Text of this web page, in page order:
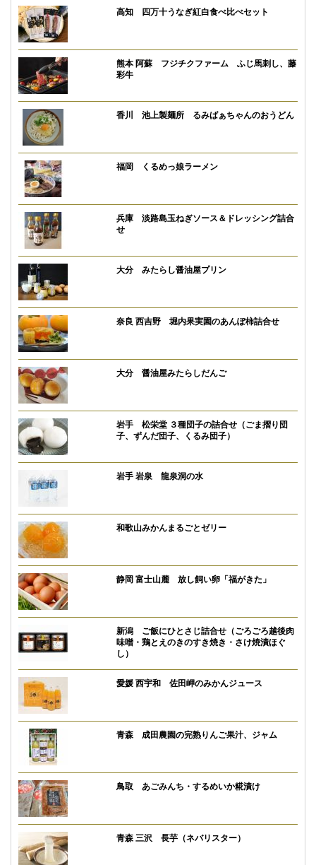
高知 四万十うなぎ紅白食べ比べセット
熊本 阿蘇 フジチクファーム ふじ馬刺し、藤
彩牛
香川 池上製麺所 るみばぁちゃんのおうどん
福岡 くるめっ娘ラーメン
兵庫 淡路島玉ねぎソース＆ドレッシング詰合
せ
大分 みたらし醤油屋プリン
奈良 西吉野 堀内果実園のあんぽ柿詰合せ
大分 醤油屋みたらしだんご
岩手 松栄堂 ３種団子の詰合せ（ごま摺り団
子、ずんだ団子、くるみ団子）
岩手 岩泉 龍泉洞の水
和歌山みかんまるごとゼリー
静岡 富士山麓 放し飼い卵「福がきた」
新潟 ご飯にひとさじ詰合せ（ごろごろ越後肉
味噌・鶏とえのきのすき焼き・さけ焼漬ほぐ
し）
愛媛 西宇和 佐田岬のみかんジュース
青森 成田農園の完熟りんご果汁、ジャム
鳥取 あごみんち・するめいか糀漬け
青森 三沢 長芋（ネバリスター）